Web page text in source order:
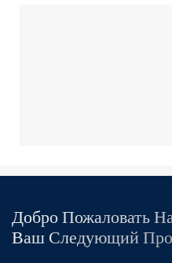
Добро Пожаловать
Ваш Следующий